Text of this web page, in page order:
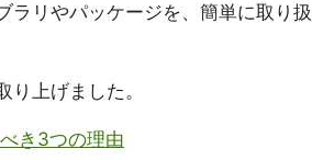
ラリやパッケージを、簡単に取り
上げました。
き3つの理由